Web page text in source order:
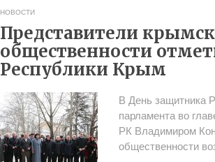
НОВОСТИ
Представители
общественности
Республики Крым
В День защитника
парламента во
РК Владимиром
общественности